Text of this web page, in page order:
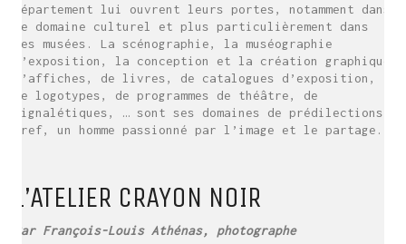
Département lui ouvrent leurs portes, notamment dans
le domaine culturel et plus particulièrement dans
les musées. La scénographie, la muséographie
d’exposition, la conception et la création graphique
d’affiches, de livres, de catalogues d’exposition,
de logotypes, de programmes de théâtre, de
signalétiques, … sont ses domaines de prédilections.
Bref, un homme passionné par l’image et le partage.
L’ATELIER CRAYON NOIR
Par François-Louis Athénas, photographe